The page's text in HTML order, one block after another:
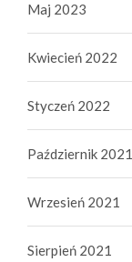
Maj 2023
Kwiecień 2022
Styczeń 2022
Październik 2021
Wrzesień 2021
Sierpień 2021